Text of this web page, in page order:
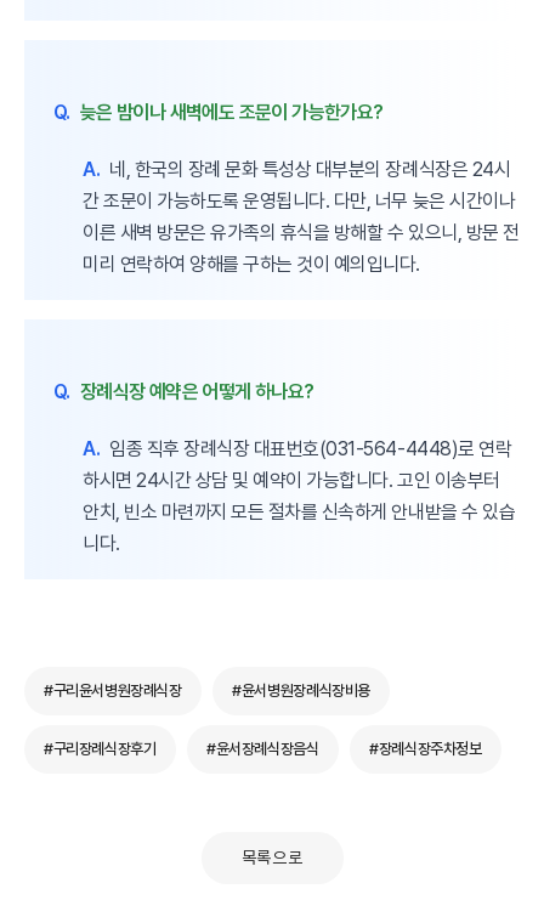
Q. 늦은 밤이나 새벽에도 조문이 가능한가요?
A. 네, 한국의 장례 문화 특성상 대부분의 장례식장은 24시
간 조문이 가능하도록 운영됩니다. 다만, 너무 늦은 시간이나
이른 새벽 방문은 유가족의 휴식을 방해할 수 있으니, 방문 전
미리 연락하여 양해를 구하는 것이 예의입니다.
Q. 장례식장 예약은 어떻게 하나요?
A. 임종 직후 장례식장 대표번호(031-564-4448)로 연락
하시면 24시간 상담 및 예약이 가능합니다. 고인 이송부터
안치, 빈소 마련까지 모든 절차를 신속하게 안내받을 수 있습
니다.
#구리윤서병원장례식장 #윤서병원장례식장비용
#구리장례식장후기 #윤서장례식장음식 #장례식장주차정보
목록으로